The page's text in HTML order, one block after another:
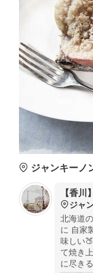
ジャンキーノ
【香川
ジャ
北海道
に 自家
味しい
て焼き
に尽き